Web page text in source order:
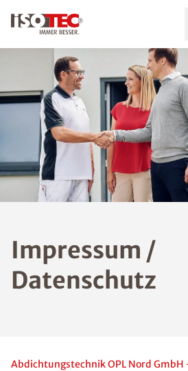
Impressum /
Datenschutz
Abdichtungstechnik OPL Nord